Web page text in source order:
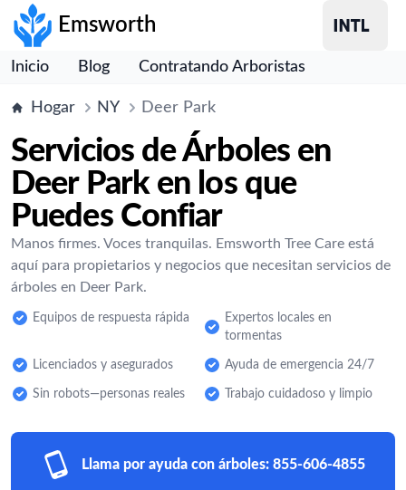
Emsworth
Inicio Blog Contratando Arboristas
Hogar NY Deer Park
Servicios de Árboles en
Deer Park en los que
Puedes Confiar
Manos firmes. Voces tranquilas. Emsworth Tree Care está
aquí para propietarios y negocios que necesitan servicios de
árboles en Deer Park.
Equipos de respuesta rápida
Expertos locales en
tormentas
Licenciados y asegurados Ayuda de emergencia 24/7
Sin robots—personas reales Trabajo cuidadoso y limpio
Llama por ayuda con árboles: 855-606-4855